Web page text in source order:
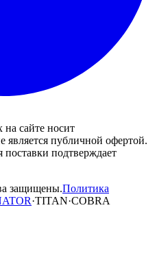
сайте носит
является публичной офертой.
подтверждает
защищены.Политика
·TITAN·COBRA